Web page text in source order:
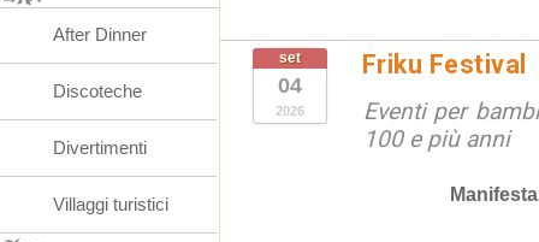
set
04
2026
Friku Festival
Eventi per
100 e più anni
After Dinner
Discoteche
Divertimenti
Villaggi turistici